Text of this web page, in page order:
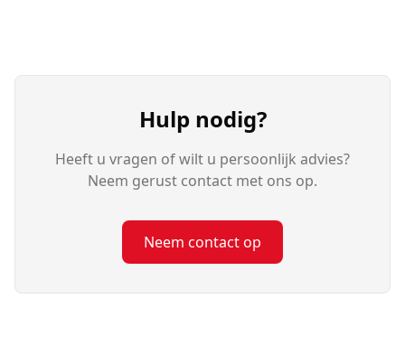
Hulp nodig?
Heeft u vragen of wilt u persoonlijk advies?
Neem gerust contact met ons op.
Neem contact op